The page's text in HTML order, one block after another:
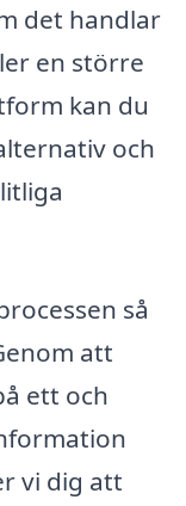
det handlar
en större
kan du
och
så
att
ett och
vi dig att